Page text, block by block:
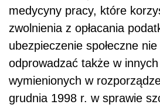
medycyny pracy, które
zwolnienia z opłacania
ubezpieczenie społeczne
odprowadzać także w
wymienionych w
grudnia 1998 r. w sprawie